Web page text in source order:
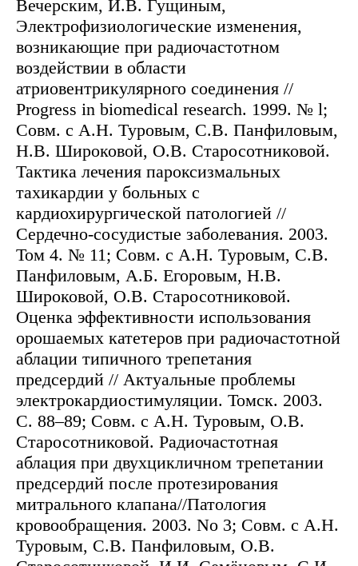
Вечерским, И.В. Гущиным,
Электрофизиологические изменения,
возникающие при радиочастотном
воздействии в области
атриовентрикулярного соединения //
Progress in biomedical research. 1999. № l;
Совм. с А.Н. Туровым, С.В. Панфиловым,
Н.В. Широковой, О.В. Старосотниковой.
Тактика лечения пароксизмальных
тахикардии у больных с
кардиохирургической патологией //
Сердечно-сосудистые заболевания. 2003.
Том 4. № 11; Совм. с А.Н. Туровым, С.В.
Панфиловым, А.Б. Егоровым, Н.В.
Широковой, О.В. Старосотниковой.
Оценка эффективности использования
орошаемых катетеров при радиочастотной
аблации типичного трепетания
предсердий // Актуальные проблемы
электрокардиостимуляции. Томск. 2003.
С. 88–89; Совм. с А.Н. Туровым, О.В.
Старосотниковой. Радиочастотная
аблация при двухцикличном трепетании
предсердий после протезирования
митрального клапана//Патология
кровообращения. 2003. No 3; Совм. с А.Н.
Туровым, С.В. Панфиловым, О.В.